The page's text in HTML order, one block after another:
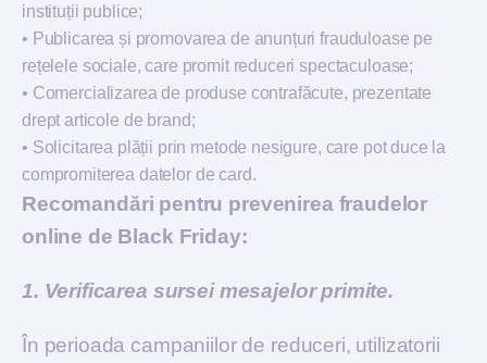
instituții publice;
• Publicarea și promovarea de anunțuri frauduloase pe
rețelele sociale, care promit reduceri spectaculoase;
• Comercializarea de produse contrafăcute, prezentate
drept articole de brand;
• Solicitarea plății prin metode nesigure, care pot duce la
compromiterea datelor de card.
Recomandări pentru prevenirea fraudelor
online de Black Friday:
1. Verificarea sursei mesajelor primite.
În perioada campaniilor de reduceri, utilizatorii